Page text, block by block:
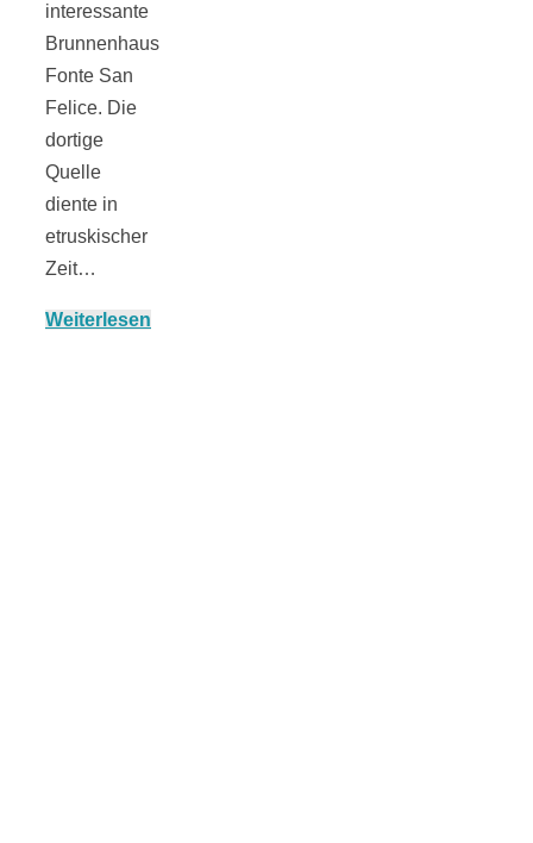
interessante
Brunnenhaus
Fonte San
Felice. Die
dortige
Quelle
diente in
etruskischer
Zeit…
Weiterlesen